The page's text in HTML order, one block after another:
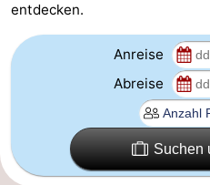
Natur
Oosterschelde
-
Burgh
-
van
Veere
-
entdecken.
Anreise
Abreise
Suchen